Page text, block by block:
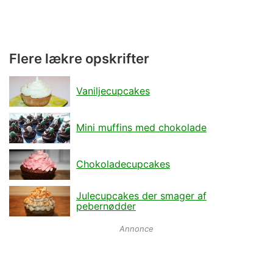
Flere lækre opskrifter
Vaniljecupcakes
Mini muffins med chokolade
Chokoladecupcakes
Julecupcakes der smager af
pebernødder
Annonce